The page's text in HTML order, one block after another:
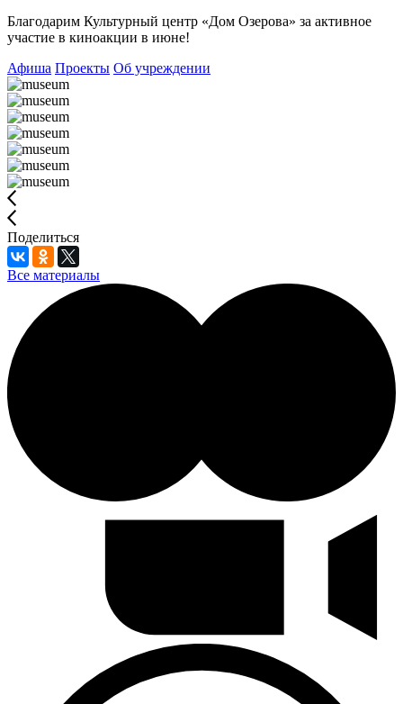
Благодарим Культурный центр «Дом Озерова» за активное
участие в киноакции в июне!
Афиша Проекты Об учреждении
Поделиться
Все материалы